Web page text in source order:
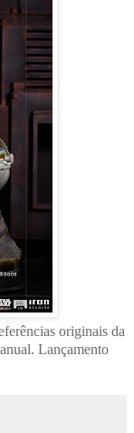
originais da
Lançamento